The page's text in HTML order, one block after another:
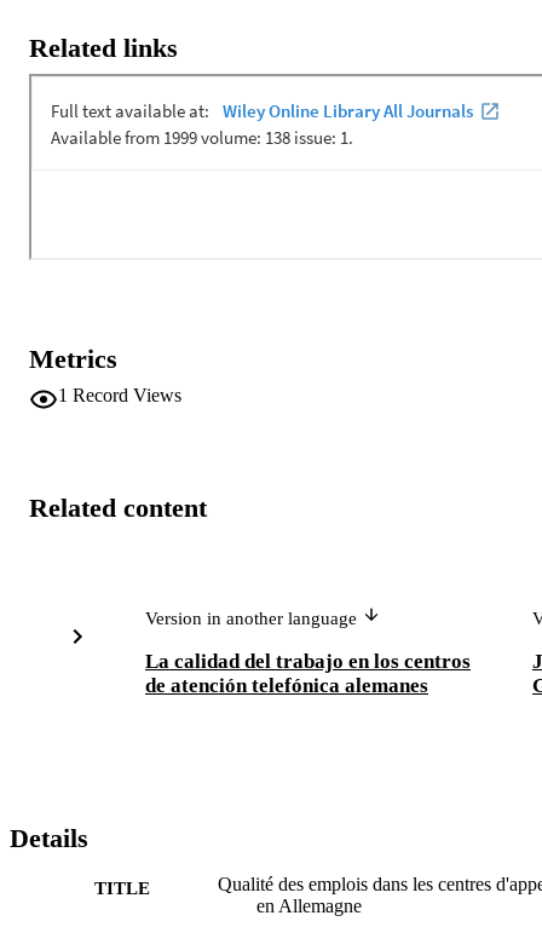
Related links
Metrics
1 Record Views
Related content
Version in another language
La calidad del trabajo en los centros
de atención telefónica alemanes
Details
TITLE
Qualité des emplois dans les centres
en Allemagne